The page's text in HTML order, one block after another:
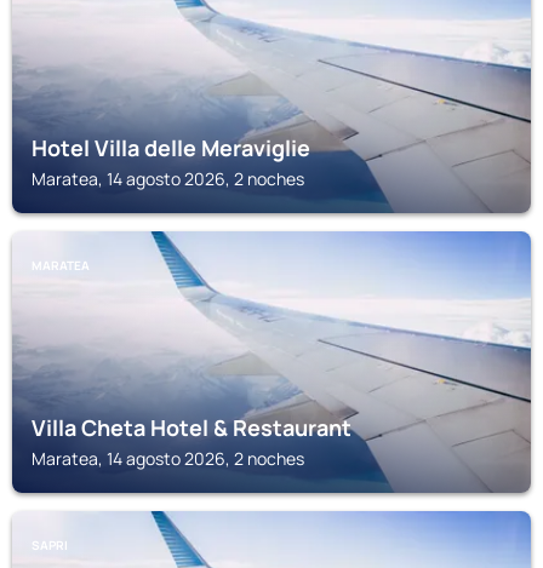
Hotel Villa delle Meraviglie
Maratea, 14 agosto 2026, 2 noches
MARATEA
Villa Cheta Hotel & Restaurant
Maratea, 14 agosto 2026, 2 noches
SAPRI